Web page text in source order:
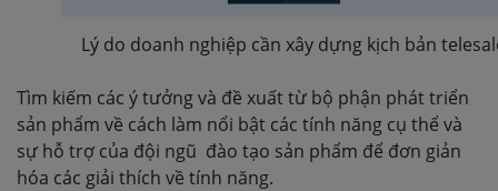
Lý do doanh nghiệp cần xây dựng kịch bản
Tìm kiếm các ý tưởng và đề xuất từ bộ phận phát triển
sản phẩm về cách làm nổi bật các tính năng cụ thể và
sự hỗ trợ của đội ngũ đào tạo sản phẩm để đơn giản
hóa các giải thích về tính năng.